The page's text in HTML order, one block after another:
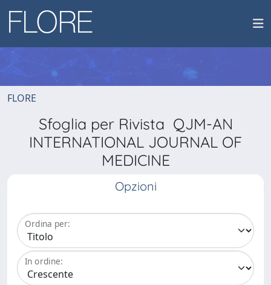
FLORE
Sfoglia per Rivista QJM-AN
INTERNATIONAL JOURNAL OF
MEDICINE
Opzioni
Ordina per:
In ordine: